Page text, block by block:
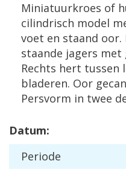
Miniatuurkroes of
cilindrisch model
voet en staand
staande jagers met
Rechts hert tussen
bladeren. Oor
Persvorm in twee
Datum:
Periode